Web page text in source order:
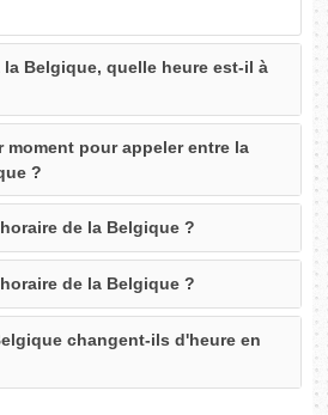
Belgique, quelle heure est-il à
moment pour appeler entre la
?
de la Belgique ?
de la Belgique ?
changent-ils d'heure en